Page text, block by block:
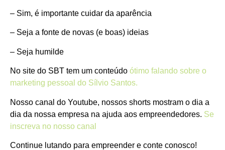
– Sim, é importante cuidar da aparência
– Seja a fonte de novas (e boas) ideias
– Seja humilde
No site do SBT tem um conteúdo ótimo falando sobre o
marketing pessoal do Sílvio Santos.
Nosso canal do Youtube, nossos shorts mostram o dia a
dia da nossa empresa na ajuda aos empreendedores. Se
inscreva no nosso canal
Continue lutando para empreender e conte conosco!